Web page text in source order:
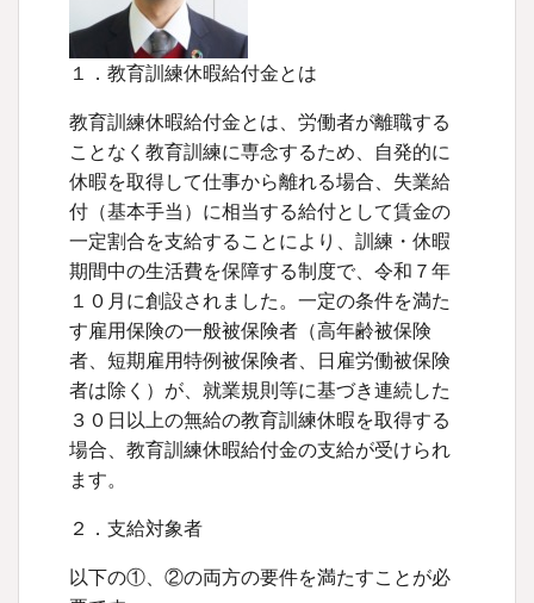
１．教育訓練休暇給付金とは
教育訓練休暇給付金とは、労働者が離職する
ことなく教育訓練に専念するため、自発的に
休暇を取得して仕事から離れる場合、失業給
付（基本手当）に相当する給付として賃金の
一定割合を支給することにより、訓練・休暇
期間中の生活費を保障する制度で、令和７年
１０月に創設されました。一定の条件を満た
す雇用保険の一般被保険者（高年齢被保険
者、短期雇用特例被保険者、日雇労働被保険
者は除く）が、就業規則等に基づき連続した
３０日以上の無給の教育訓練休暇を取得する
場合、教育訓練休暇給付金の支給が受けられ
ます。
２．支給対象者
以下の①、②の両方の要件を満たすことが必